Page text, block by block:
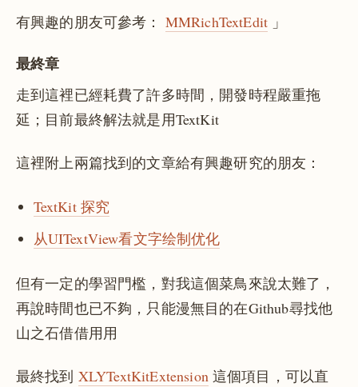
有興趣的朋友可參考： MMRichTextEdit 」
最終章
走到這裡已經耗費了許多時間，開發時程嚴重拖
延；目前最終解法就是用TextKit
這裡附上兩篇找到的文章給有興趣研究的朋友：
TextKit 探究
从UITextView看文字绘制优化
但有一定的學習門檻，對我這個菜鳥來說太難了，
再說時間也已不夠，只能漫無目的在Github尋找他
山之石借借用用
最終找到 XLYTextKitExtension這個項目，可以直